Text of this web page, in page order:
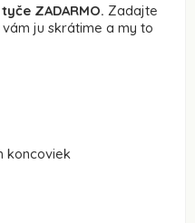
ZADARMO. Zadajte
ju skrátime a my to
koncoviek